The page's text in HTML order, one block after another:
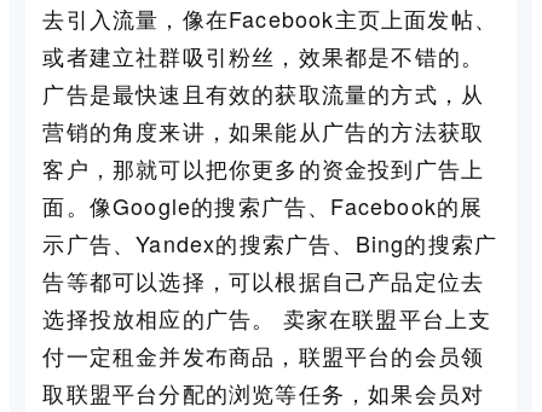
去引入流量，像在Facebook主页上面发帖、
或者建立社群吸引粉丝，效果都是不错的。
广告是最快速且有效的获取流量的方式，从
营销的角度来讲，如果能从广告的方法获取
客户，那就可以把你更多的资金投到广告上
面。像Google的搜索广告、Facebook的展
示广告、Yandex的搜索广告、Bing的搜索广
告等都可以选择，可以根据自己产品定位去
选择投放相应的广告。 卖家在联盟平台上支
付一定租金并发布商品，联盟平台的会员领
取联盟平台分配的浏览等任务，如果会员对